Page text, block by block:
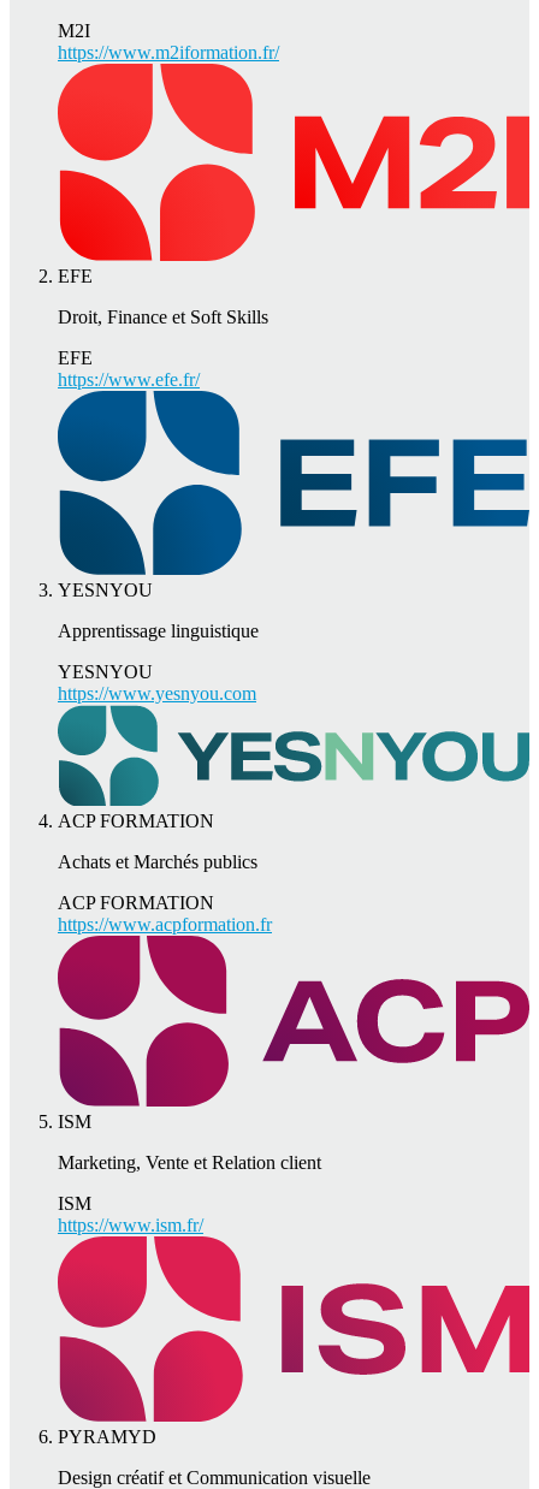
M2I
https://www.m2iformation.fr/
EFE
Droit, Finance et Soft Skills
EFE
https://www.efe.fr/
YESNYOU
Apprentissage linguistique
YESNYOU
https://www.yesnyou.com
ACP FORMATION
Achats et Marchés publics
ACP FORMATION
https://www.acpformation.fr
ISM
Marketing, Vente et Relation client
ISM
https://www.ism.fr/
PYRAMYD
Design créatif et Communication visuelle